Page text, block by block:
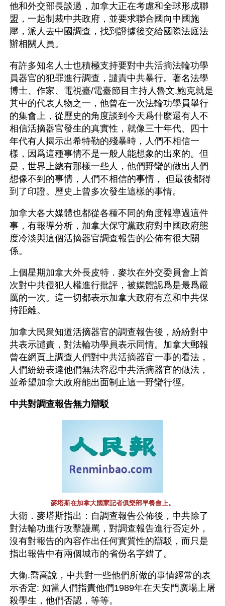
他和外交部長談過，加拿大正在考慮和全球形成聯
盟，一起制裁中共政府，並要求聯合國向中國施
壓，派人去中國調查，找到證據後交給國際法庭法
辦相關人員。
有許多知名人士也積極支持要對中共活摘法輪功學
員器官的犯罪進行調查，譴責中共暴行。著名法學
博士、作家、電視臺/電臺節目主持人魯文.鮑克就是
其中的代表人物之一，他曾在一次法輪功學員舉行
的集會上，從歷史的角度談到今天爲什麼還有人不
相信活摘器官發生的真實性，就像三十年代、四十
年代有人揭示出希特勒的殘暴時，人們不相信一
樣，因爲這種事情不是一般人能想象的出來的。但
是，世界上總有那樣一些人，他們野蠻的做出人們
想像不到的事情，人們不相信的事情， 但最後都得
到了印證。歷史上曾多次發生這樣的事情。
加拿大各大媒體也都從各種不同的角度報導過這件
事，有報導分析，加拿大保守黨政府對中國政府態
度冷淡與這個活摘器官調查報告的公佈有很大關
係。
上個星期加拿大外長皮特．麥坎在外交委員會上首
次對中共侵犯人權進行批評，被媒體認爲是最爲嚴
厲的一次。這一切都表示加拿大政府有意和中共保
持距離。
加拿大民衆知道活摘器官的調查報告後，紛紛對中
共表示譴責，對法輪功學員表示同情。加拿大郵報
曾在網頁上調查人們對中共活摘器官一事的看法，
人們紛紛表達他們無法容忍中共活摘器官的做法，
並希望加拿大政府能出面制止這一野蠻行徑。
中共對調查報告無力辯駁
麥塔斯在加拿大國家記者俱樂部早餐會上。
大衛．麥塔斯指出：自調查報告公佈後，中共除了
對法輪功進行攻擊謾罵，對調查報告進行否定外，
沒有對報告的內容作出任何實質性的辯駁，而只是
指出報告中有兩個城市的省份名字錯了。
大衛.喬高說，中共對一些他們所做的事情經常的表
示否定: 如當人們指責他們1989年在天安門廣場上屠
殺學生，他們否認，等等。